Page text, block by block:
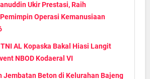
Ukir Prestasi, Raih
Operasi Kemanusiaan
AL Kopaska Bakal Hiasi Langit
NBOD Kodaeral VI
Jembatan Beton di Kelurahan Bajeng